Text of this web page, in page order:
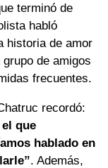
terminó de
habló
historia de amor
de amigos
frecuentes.
recordó:
que
hablado en
. Además,